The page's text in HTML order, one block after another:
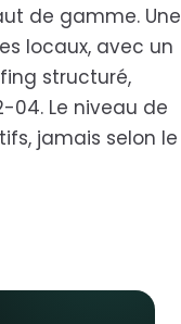
de gamme. Une
locaux, avec un
structuré,
04. Le niveau de
jamais selon le